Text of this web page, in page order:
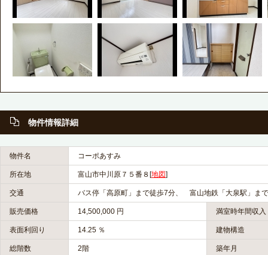
物件情報詳細
物件名 コーポあすみ
所在地 富山市中川原７５番８ [地図]
交通 バス停「高原町」まで徒歩7分、 富山地鉄「大泉駅」ま
販売価格 14,500,000 円 満室時年間収入
表面利回り 14.25 ％ 建物構造
総階数 2階 築年月